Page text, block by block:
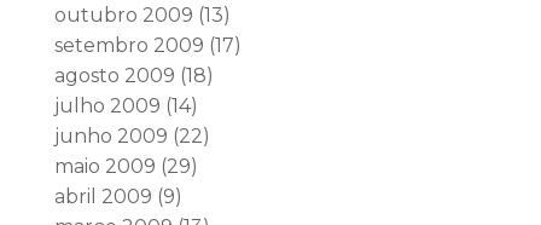
outubro 2009 (13)
setembro 2009 (17)
agosto 2009 (18)
julho 2009 (14)
junho 2009 (22)
maio 2009 (29)
abril 2009 (9)